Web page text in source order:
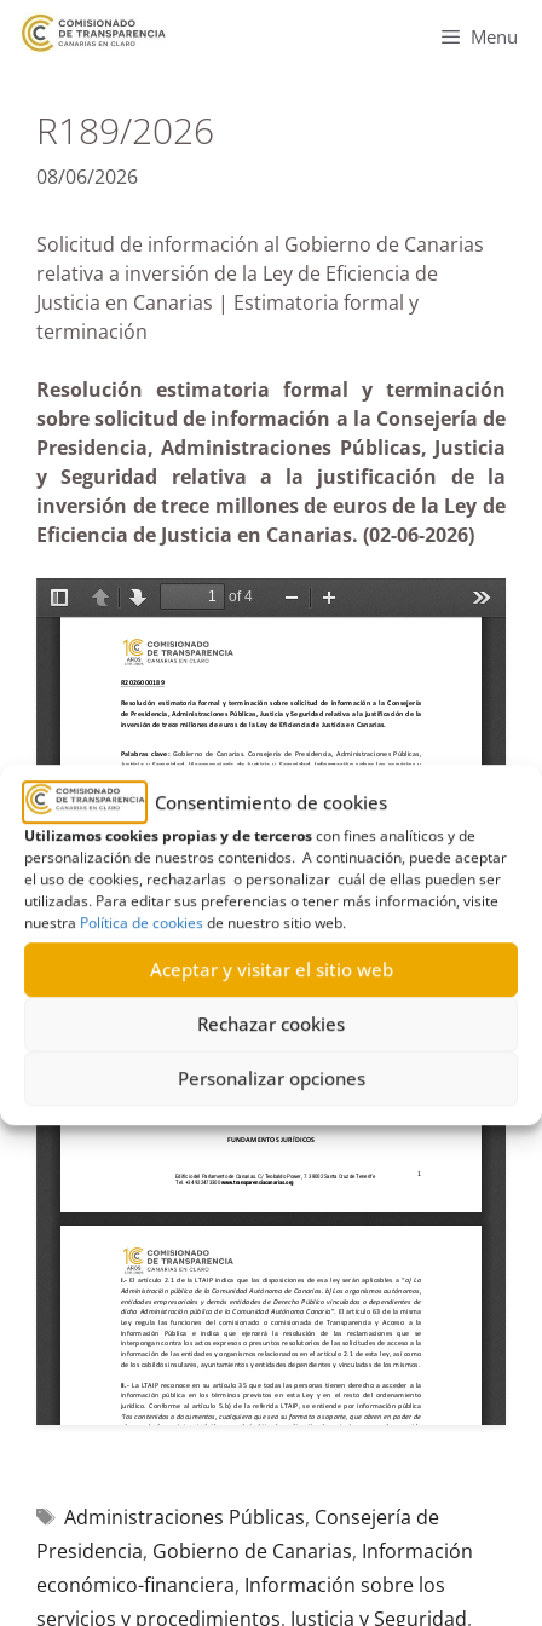
Consentimiento de cookies
Utilizamos cookies propias y de terceroscon fines analíticos y de
personalización de nuestros contenidos. A continuación, puede aceptar
el uso de cookies, rechazarlas o personalizar cuál de ellas pueden ser
utilizadas. Para editar sus preferencias o tener más información, visite
nuestra Política de cookiesde nuestro sitio web.
Aceptar y visitar el sitio web
Rechazar cookies
Personalizar opciones
Menu
R189/2026
08/06/2026
Solicitud de información al Gobierno de Canarias
relativa a inversión de la Ley de Eficiencia de
Justicia en Canarias | Estimatoria formal y
terminación
Resolución estimatoria formal y terminación
sobre solicitud de información a la Consejería de
Presidencia, Administraciones Públicas, Justicia
y Seguridad relativa a la justificación de la
inversión de trece millones de euros de la Ley de
Eficiencia de Justicia en Canarias. (02-06-2026)
Administraciones Públicas, Consejería de
Presidencia, Gobierno de Canarias, Información
económico-financiera, Información sobre los
servicios y procedimientos, Justicia y Seguridad,